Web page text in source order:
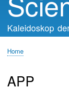
Kaleidoskop
Home
APP